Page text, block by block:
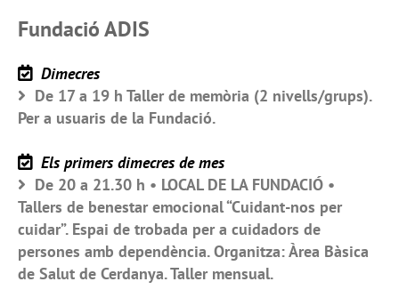
Fundació ADIS
Dimecres
De 17 a 19 h Taller de memòria (2 nivells/grups).
Per a usuaris de la Fundació.
Els primers dimecres de mes
De 20 a 21.30 h • LOCAL DE LA FUNDACIÓ •
Tallers de benestar emocional “Cuidant-nos per
cuidar”. Espai de trobada per a cuidadors de
persones amb dependència. Organitza: Àrea Bàsica
de Salut de Cerdanya. Taller mensual.